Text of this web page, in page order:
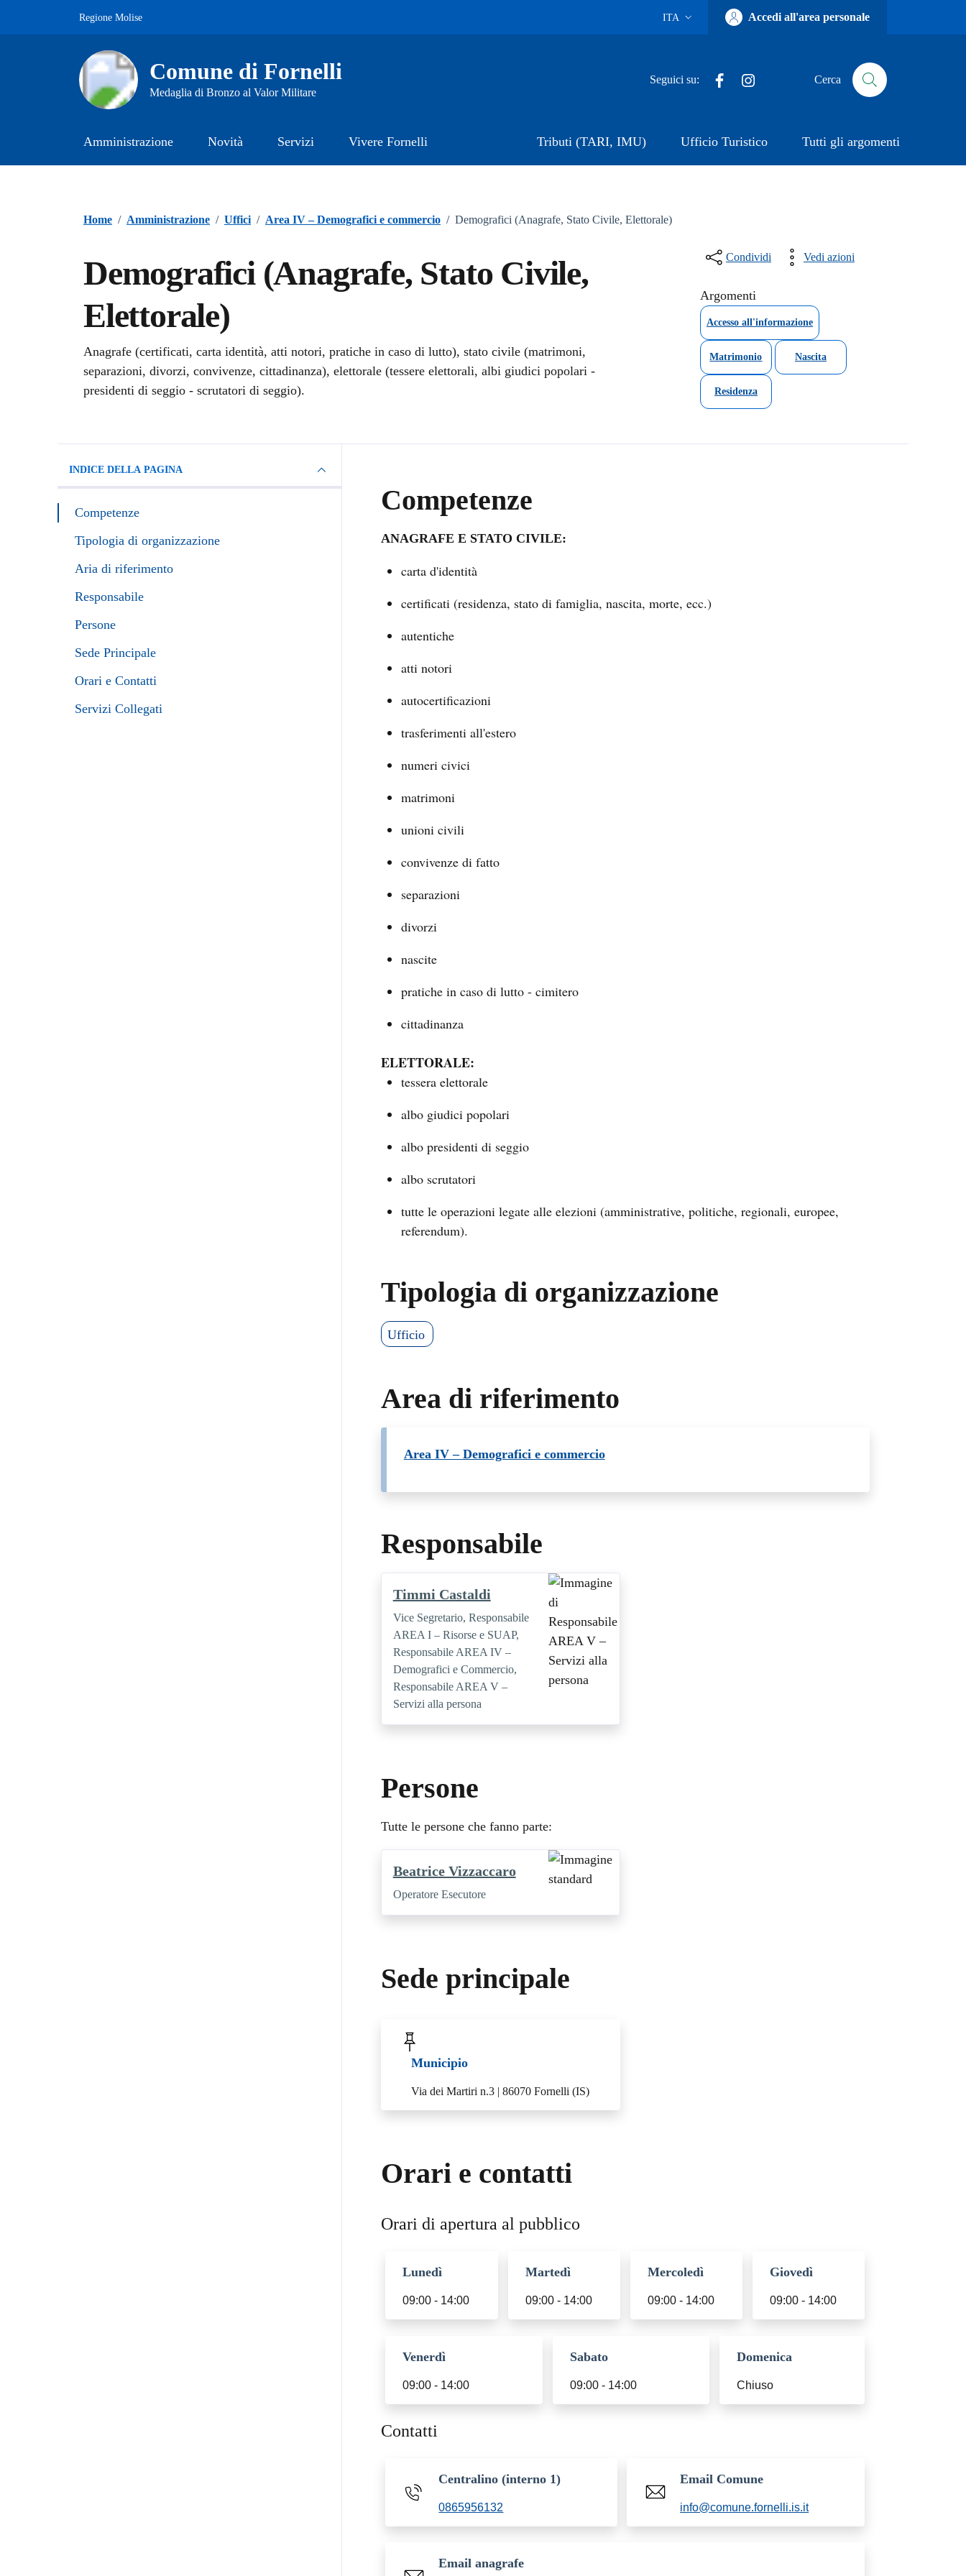
Regione Molise
Lingua attiva:
ITA Accedi all'area personale
Comune di Fornelli
Medaglia di Bronzo al Valor Militare
Seguici su: Facebook Cerca
Amministrazione Novità Servizi Vivere Fornelli Tributi (TARI, IMU) Ufficio Turistico Tutti gli argomenti
Home / Amministrazione / Uffici / Area IV – Demografici e commercio / Demografici (Anagrafe, Stato Civile, Elettorale)
Demografici (Anagrafe, Stato Civile,
Elettorale)
Anagrafe (certificati, carta identità, atti notori, pratiche in caso di lutto), stato civile (matrimoni,
separazioni, divorzi, convivenze, cittadinanza), elettorale (tessere elettorali, albi giudici popolari -
presidenti di seggio - scrutatori di seggio).
Condividi Vedi azioni
Argomenti
Accesso all'informazione
Matrimonio Nascita
Residenza
INDICE DELLA PAGINA
Competenze
Tipologia di organizzazione
Aria di riferimento
Responsabile
Persone
Sede Principale
Orari e Contatti
Servizi Collegati
Competenze
ANAGRAFE E STATO CIVILE:
carta d'identità
certificati (residenza, stato di famiglia, nascita, morte, ecc.)
autentiche
atti notori
autocertificazioni
trasferimenti all'estero
numeri civici
matrimoni
unioni civili
convivenze di fatto
separazioni
divorzi
nascite
pratiche in caso di lutto - cimitero
cittadinanza
ELETTORALE:
tessera elettorale
albo giudici popolari
albo presidenti di seggio
albo scrutatori
tutte le operazioni legate alle elezioni (amministrative, politiche, regionali, europee,
referendum).
Tipologia di organizzazione
Ufficio
Area di riferimento
Area IV – Demografici e commercio
Responsabile
Timmi Castaldi
Vice Segretario, Responsabile
AREA I – Risorse e SUAP,
Responsabile AREA IV –
Demografici e Commercio,
Responsabile AREA V –
Servizi alla persona
Persone
Tutte le persone che fanno parte:
Beatrice Vizzaccaro
Operatore Esecutore
Sede principale
Municipio
Via dei Martiri n.3 | 86070 Fornelli (IS)
Orari e contatti
Orari di apertura al pubblico
Lunedì
09:00 - 14:00
Martedì
09:00 - 14:00
Mercoledì
09:00 - 14:00
Giovedì
09:00 - 14:00
Venerdì
09:00 - 14:00
Sabato
09:00 - 14:00
Domenica
Chiuso
Contatti
Centralino (interno 1)
0865956132
Email Comune
info@comune.fornelli.is.it
Email anagrafe